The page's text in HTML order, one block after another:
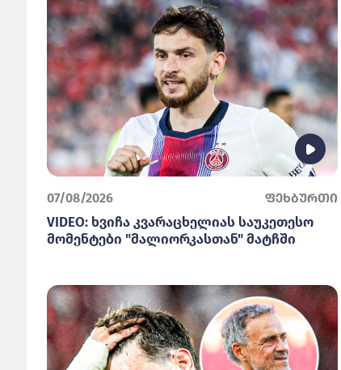
07/08/2026 ფეხბურთი
VIDEO: ხვიჩა კვარაცხელიას საუკეთესო
მომენტები "მალიორკასთან" მატჩში